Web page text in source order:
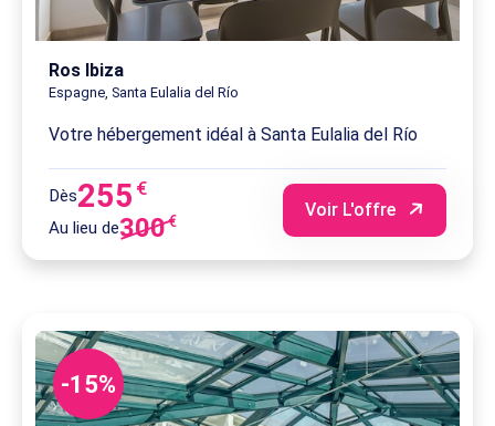
Ros Ibiza
Espagne, Santa Eulalia del Río
Votre hébergement idéal à Santa Eulalia del Río
Dès255 €
Au lieu de300€
Voir L'offre
-15%